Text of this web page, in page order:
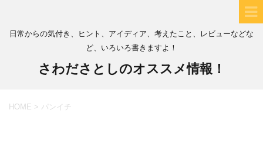
日常からの気付き、ヒント、アイディア、考えたこと、レビューなどな
ど、いろいろ書きますよ！
さわださとしのオススメ情報！
HOME > パンイチ